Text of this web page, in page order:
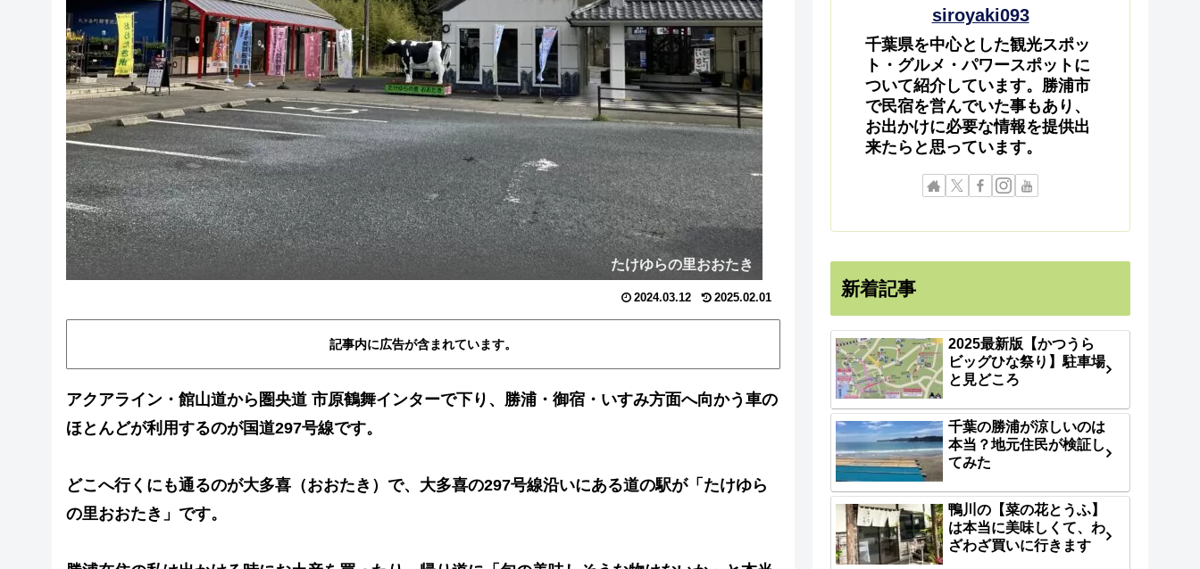
たけゆらの里おおたき
2024.03.12 2025.02.01
記事内に広告が含まれています。
アクアライン・館山道から圏央道 市原鶴舞インターで下り、勝浦・御宿・いすみ方面へ向かう車の
ほとんどが利用するのが国道297号線です。
どこへ行くにも通るのが大多喜（おおたき）で、大多喜の297号線沿いにある道の駅が「たけゆら
の里おおたき」です。
siroyaki093
千葉県を中心とした観光スポッ
ト・グルメ・パワースポットに
ついて紹介しています。勝浦市
で民宿を営んでいた事もあり、
お出かけに必要な情報を提供出
来たらと思っています。
新着記事
2025最新版【かつうら
ビッグひな祭り】駐車場
と見どころ
千葉の勝浦が涼しいのは
本当？地元住民が検証し
てみた
鴨川の【菜の花とうふ】
は本当に美味しくて、わ
ざわざ買いに行きます